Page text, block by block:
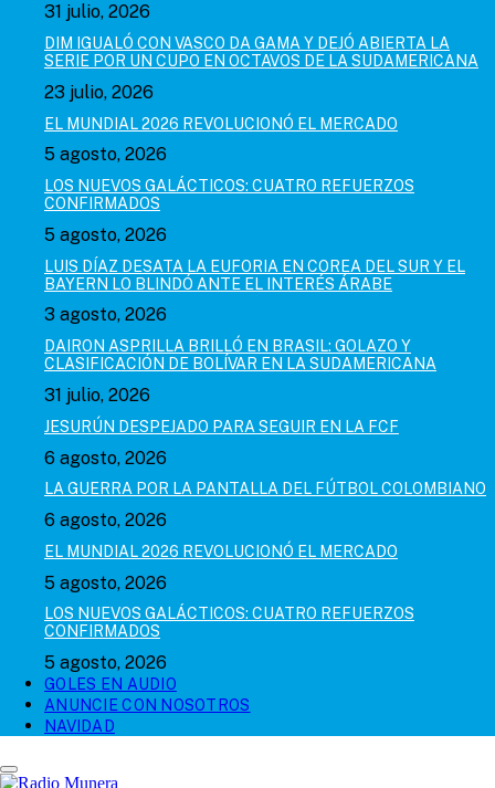
31 julio, 2026
DIM IGUALÓ CON VASCO DA GAMA Y DEJÓ ABIERTA LA
SERIE POR UN CUPO EN OCTAVOS DE LA SUDAMERICANA
23 julio, 2026
EL MUNDIAL 2026 REVOLUCIONÓ EL MERCADO
5 agosto, 2026
LOS NUEVOS GALÁCTICOS: CUATRO REFUERZOS
CONFIRMADOS
5 agosto, 2026
LUIS DÍAZ DESATA LA EUFORIA EN COREA DEL SUR Y EL
BAYERN LO BLINDÓ ANTE EL INTERÉS ÁRABE
3 agosto, 2026
DAIRON ASPRILLA BRILLÓ EN BRASIL: GOLAZO Y
CLASIFICACIÓN DE BOLÍVAR EN LA SUDAMERICANA
31 julio, 2026
JESURÚN DESPEJADO PARA SEGUIR EN LA FCF
6 agosto, 2026
LA GUERRA POR LA PANTALLA DEL FÚTBOL COLOMBIANO
6 agosto, 2026
EL MUNDIAL 2026 REVOLUCIONÓ EL MERCADO
5 agosto, 2026
LOS NUEVOS GALÁCTICOS: CUATRO REFUERZOS
CONFIRMADOS
5 agosto, 2026
GOLES EN AUDIO
ANUNCIE CON NOSOTROS
NAVIDAD